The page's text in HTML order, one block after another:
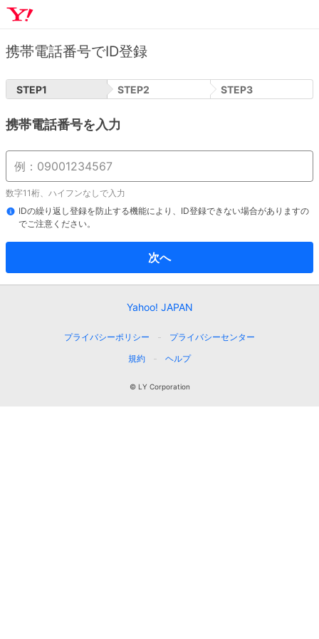
携帯電話番号でID登録
STEP1 STEP2 STEP3
携帯電話番号を入力
数字11桁、ハイフンなしで入力
IDの繰り返し登録を防止する機能により、ID登録できない場合がありますの
でご注意ください。
次へ
Yahoo! JAPAN
プライバシーポリシー
プライバシーセンター
規約
ヘルプ
© LY Corporation